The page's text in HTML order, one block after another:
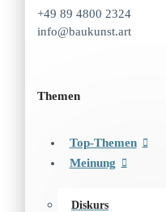
+49 89 4800 2324
info@baukunst.art
Themen
Top-Themen
Meinung
Diskurs